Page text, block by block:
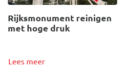
Rijksmonument reinigen
met hoge druk
Lees meer